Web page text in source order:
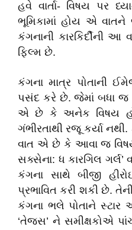
હવે વાર્તા- વિષય પર
ભૂમિકામાં હોય એ
કંગનાની
ફિલ્મ છે.
કંગના માત્ર પોતાની
પસંદ કરે છે. જેમાં બધા જ
એ છે કે અનેક વિષય
ગંભીરતાથી રજૂ કર્યા
વાત એ છે કે આવા જ
સક્સેના: ધ કારગિલ ગર્લ’
કંગના સાથે બીજી
પ્રભાવિત કરી શકી છે.
કંગના ભલે પોતાને સ્ટાર
‘તેજસ’ ને સમીક્ષકોએ